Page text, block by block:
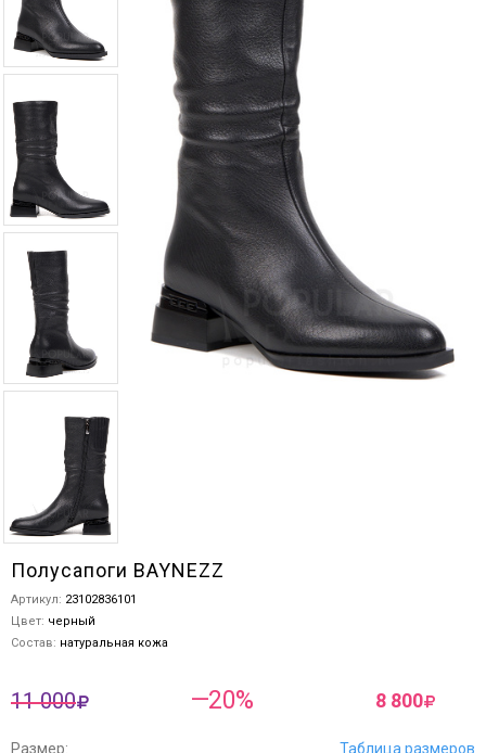
Полусапоги BAYNEZZ
Артикул: 23102836101
Цвет: черный
Состав: натуральная кожа
11 000 —20% 8 800
Размер:
Таблица размеров